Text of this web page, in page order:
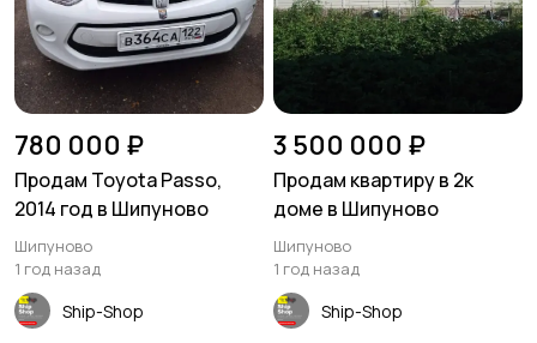
780 000 ₽
Продам Toyota Passo,
2014 год в Шипуново
Шипуново
1 год назад
Ship-Shop
3 500 000 ₽
Продам квартиру в 2к
доме в Шипуново
Шипуново
1 год назад
Ship-Shop